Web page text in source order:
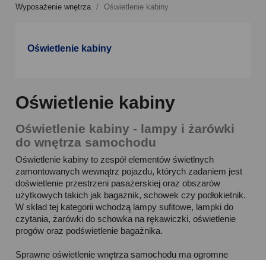
Wyposażenie wnętrza
Oświetlenie kabiny
Oświetlenie kabiny
Oświetlenie kabiny
Oświetlenie kabiny - lampy i żarówki
do wnętrza samochodu
Oświetlenie kabiny to zespół elementów świetlnych
zamontowanych wewnątrz pojazdu, których zadaniem jest
doświetlenie przestrzeni pasażerskiej oraz obszarów
użytkowych takich jak bagażnik, schowek czy podłokietnik.
W skład tej kategorii wchodzą lampy sufitowe, lampki do
czytania, żarówki do schowka na rękawiczki, oświetlenie
progów oraz podświetlenie bagażnika.
Sprawne oświetlenie wnętrza samochodu ma ogromne